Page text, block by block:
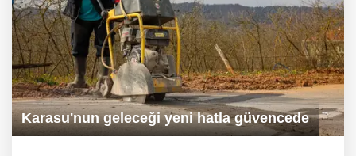
Karasu'nun geleceği yeni hatla güvencede